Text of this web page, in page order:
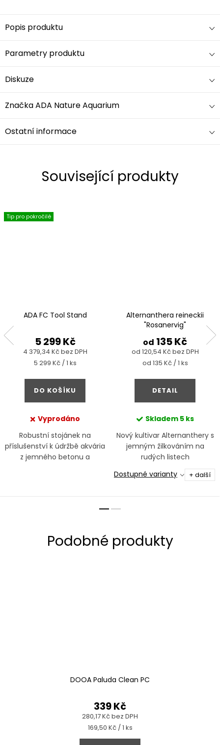
Popis produktu
Parametry produktu
Diskuze
ZnačkaADA Nature Aquarium
Ostatní informace
Související produkty
Tip pro pokročilé
ADA FC Tool Stand
4 379,34 Kč bez DPH
5 299 Kč
Měrná
5 299 Kč / 1 ks
DO KOŠÍKU
Vyprodáno
Robustní stojánek na
příslušenství k údržbě akvária
z jemného betonu a
Alternanthera reineckii
"Rosanervig"
od 120,54 Kč bez DPH
od 135 Kč
Měrná
od 135 Kč / 1 ks
DETAIL
Skladem 5 ks
Nový kultivar Alternanthery s
jemným žilkováním na
rudých listech
Dostupné varianty
+ další
DOOA Paluda Clean PC
280,17 Kč bez DPH
339 Kč
Měrná
cena:
169,50 Kč / 1 ks